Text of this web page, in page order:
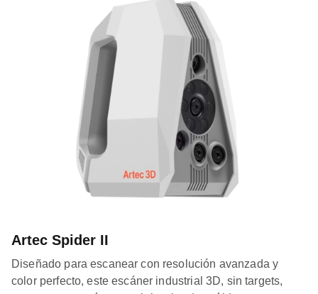
Artec Spider II
Diseñado para escanear con resolución avanzada y
color perfecto, este escáner industrial 3D, sin targets,